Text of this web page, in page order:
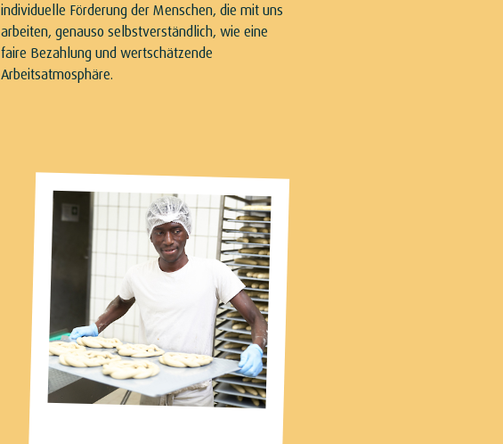
individuelle Förderung der Menschen, die mit uns
arbeiten, genauso selbstverständlich, wie eine
faire Bezahlung und wertschätzende
Arbeitsatmosphäre.